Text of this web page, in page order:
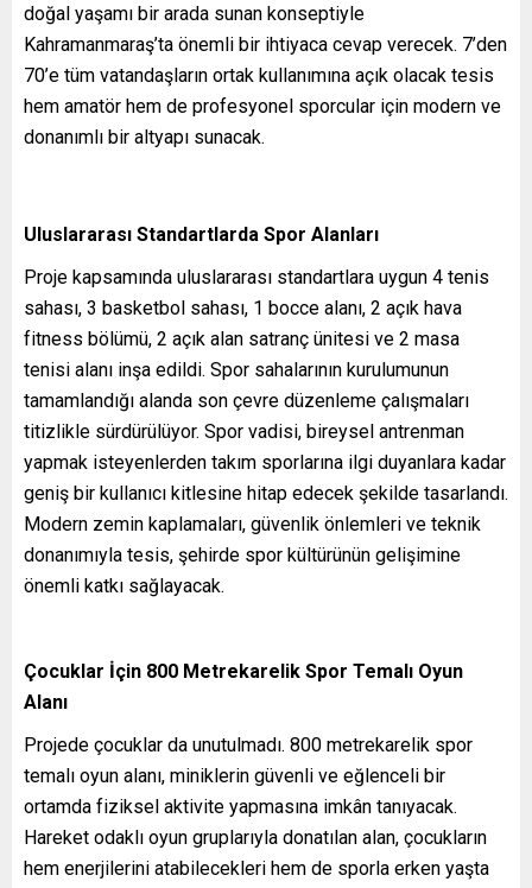
doğal yaşamı bir arada sunan konseptiyle
Kahramanmaraş’ta önemli bir ihtiyaca cevap verecek. 7’den
70’e tüm vatandaşların ortak kullanımına açık olacak tesis
hem amatör hem de profesyonel sporcular için modern ve
donanımlı bir altyapı sunacak.
Uluslararası Standartlarda Spor Alanları
Proje kapsamında uluslararası standartlara uygun 4 tenis
sahası, 3 basketbol sahası, 1 bocce alanı, 2 açık hava
fitness bölümü, 2 açık alan satranç ünitesi ve 2 masa
tenisi alanı inşa edildi. Spor sahalarının kurulumunun
tamamlandığı alanda son çevre düzenleme çalışmaları
titizlikle sürdürülüyor. Spor vadisi, bireysel antrenman
yapmak isteyenlerden takım sporlarına ilgi duyanlara kadar
geniş bir kullanıcı kitlesine hitap edecek şekilde tasarlandı.
Modern zemin kaplamaları, güvenlik önlemleri ve teknik
donanımıyla tesis, şehirde spor kültürünün gelişimine
önemli katkı sağlayacak.
Çocuklar İçin 800 Metrekarelik Spor Temalı Oyun
Alanı
Projede çocuklar da unutulmadı. 800 metrekarelik spor
temalı oyun alanı, miniklerin güvenli ve eğlenceli bir
ortamda fiziksel aktivite yapmasına imkân tanıyacak.
Hareket odaklı oyun gruplarıyla donatılan alan, çocukların
hem enerjilerini atabilecekleri hem de sporla erken yaşta